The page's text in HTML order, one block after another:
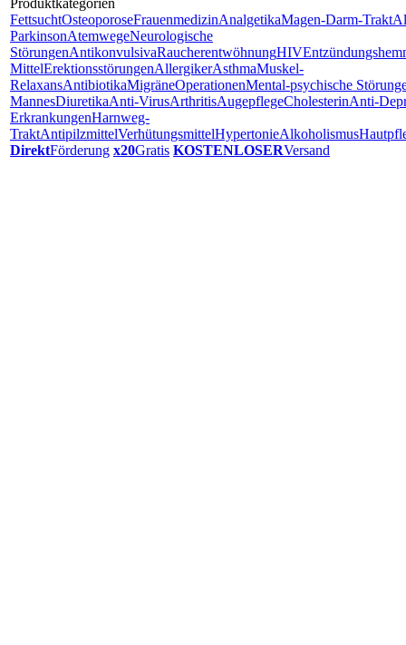
Produktkategorien
FettsuchtOsteoporoseFrauenmedizinAnalgetikaMagen-Darm-Trakt
ParkinsonAtemwegeNeurologische
StörungenAntikonvulsivaRaucherentwöhnungHIV
MittelErektionsstörungenAllergikerAsthmaMuskel-
RelaxansAntibiotikaMigräneOperationenMental-psychische
MannesDiuretikaAnti-VirusArthritisAugepflegeCholesterinAnti-
ErkrankungenHarnweg-
TraktAntipilzmittelVerhütungsmittelHypertonieAlkoholismus
DirektFörderung x20Gratis KOSTENLOSERVersand